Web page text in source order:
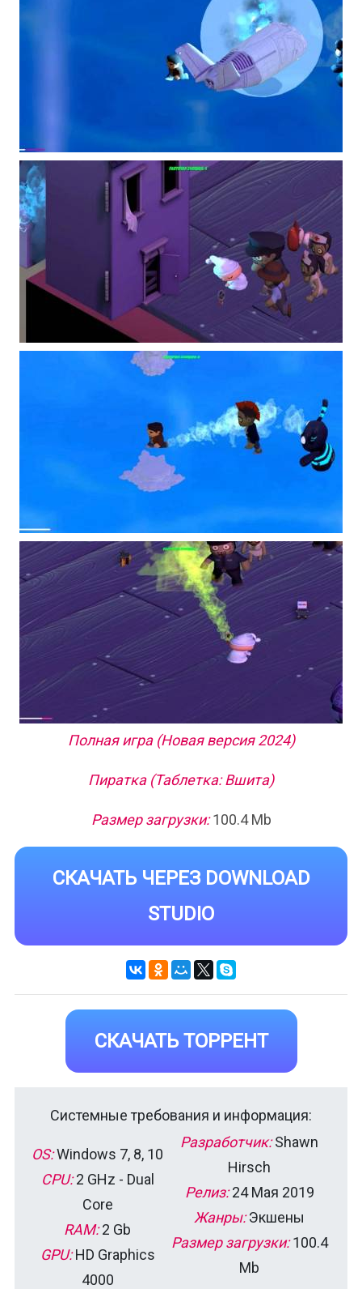
Полная игра (Новая версия 2024)
Пиратка (Таблетка: Вшита)
Размер загрузки:100.4 Mb
СКАЧАТЬ ЧЕРЕЗ DOWNLOAD
STUDIO
СКАЧАТЬ ТОРРЕНТ
Системные требования и информация:
OS:Windows 7, 8, 10
CPU:2 GHz - Dual
Core
RAM:2 Gb
GPU:HD Graphics
4000
Разработчик:Shawn
Hirsch
Релиз:24 Мая 2019
Жанры:Экшены
Размер загрузки:100.4
Mb